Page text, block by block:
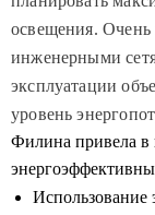
освещения.
инженерными
эксплуатации
уровень
Филина привела в
Использование